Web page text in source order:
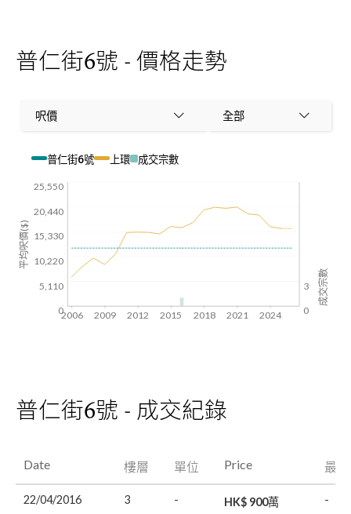
普仁街6號 - 價格走勢
呎價 全部
普仁街6號 上環 成交宗數
3
0
2006 2009 2012 2015 2018 2021 2024
成交宗數
25,550
20,440
15,330
10,220
5,110
0
平均呎價($)
普仁街6號 - 成交紀錄
Date 樓層 單位 Price 最
22/04/2016 3 - HK$ 900萬 -